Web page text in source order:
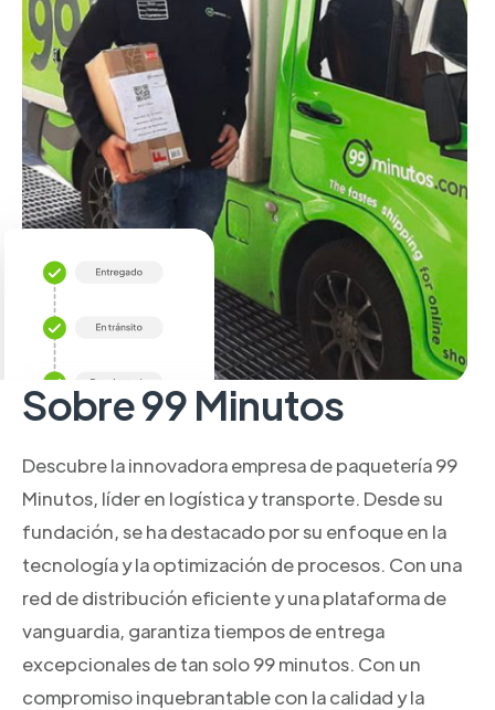
Sobre 99 Minutos
Descubre la innovadora empresa de paquetería 99
Minutos, líder en logística y transporte. Desde su
fundación, se ha destacado por su enfoque en la
tecnología y la optimización de procesos. Con una
red de distribución eficiente y una plataforma de
vanguardia, garantiza tiempos de entrega
excepcionales de tan solo 99 minutos. Con un
compromiso inquebrantable con la calidad y la